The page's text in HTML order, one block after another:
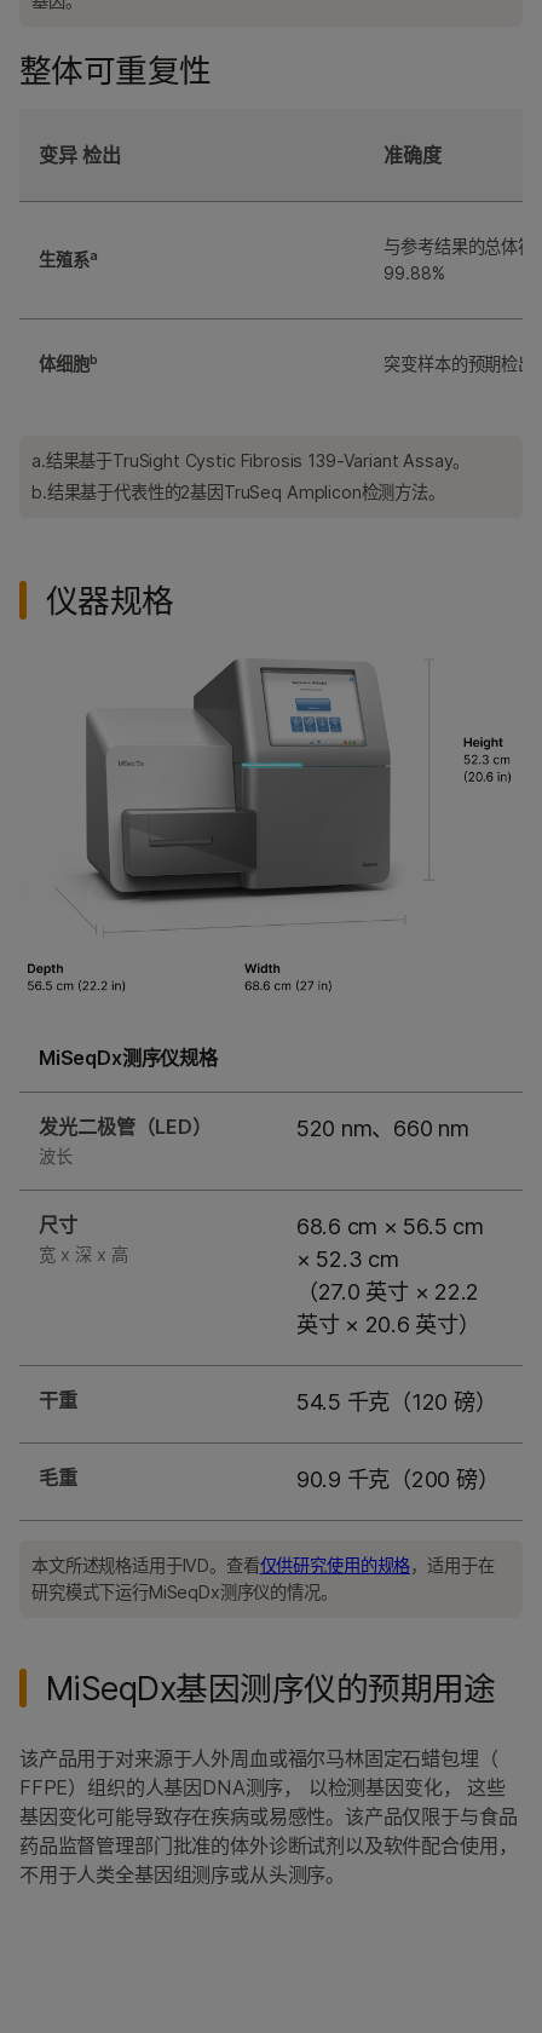
整体可重复性
变异 检出 准确度
生殖系a
与参考结果的总体符
99.88%
体细胞b 突变样本的预期检出
a.结果基于TruSight Cystic Fibrosis 139-Variant Assay。
b.结果基于代表性的2基因TruSeq Amplicon检测方法。
仪器规格
MiSeqDx测序仪规格
发光二极管（LED）
波长
520 nm、660 nm
尺寸
宽 x 深 x 高
68.6 cm × 56.5 cm
× 52.3 cm
（27.0 英寸 × 22.2
英寸 × 20.6 英寸）
干重 54.5 千克（120 磅）
毛重 90.9 千克（200 磅）
本文所述规格适用于IVD。查看仅供研究使用的规格，适用于在
研究模式下运行MiSeqDx测序仪的情况。
MiSeqDx基因测序仪的预期用途
该产品用于对来源于人外周血或福尔马林固定石蜡包埋（
FFPE）组织的人基因DNA测序， 以检测基因变化， 这些
基因变化可能导致存在疾病或易感性。该产品仅限于与食品
药品监督管理部门批准的体外诊断试剂以及软件配合使用，
不用于人类全基因组测序或从头测序。